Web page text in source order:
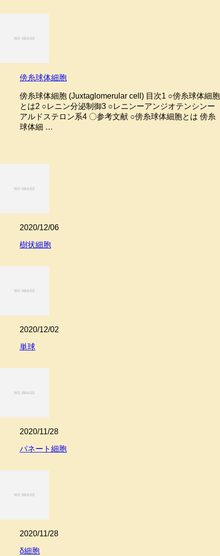
傍糸球体細胞
傍糸球体細胞 (Juxtaglomerular cell) 目次1 ○傍糸球体細胞
とは2 ○レニン分泌制御3 ○レニンーアンジオテンシンー
アルドステロン系4 〇参考文献 ○傍糸球体細胞とは 傍糸
球体細 …
2020/12/06
樹状細胞
2020/12/02
単球
2020/11/28
パネート細胞
2020/11/28
δ細胞